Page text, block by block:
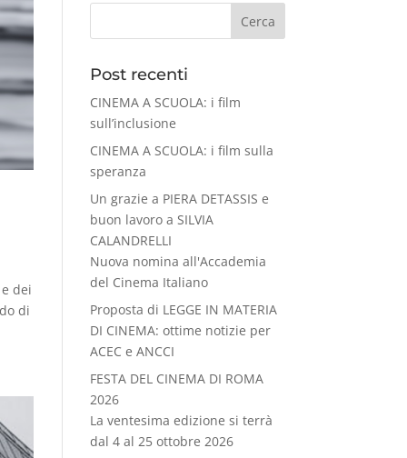
dei
di
Cerca
Post recenti
CINEMA A SCUOLA: i film
sull’inclusione
CINEMA A SCUOLA: i film sulla
speranza
Un grazie a PIERA DETASSIS e
buon lavoro a SILVIA
CALANDRELLI
Nuova nomina all'Accademia
del Cinema Italiano
Proposta di LEGGE IN MATERIA
DI CINEMA: ottime notizie per
ACEC e ANCCI
FESTA DEL CINEMA DI ROMA
2026
La ventesima edizione si terrà
dal 4 al 25 ottobre 2026